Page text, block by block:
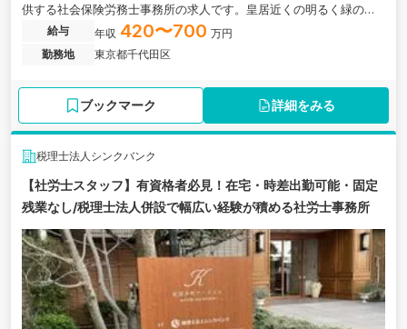
供する社会保険労務士事務所の求人です。皇居近くの明るく緑の見
えるオフィスです。
給与 年収 420〜700 万円
勤務地
東京都千代田区
ブックマーク 詳細をみる
税理士法人シンクバンク
【社労士スタッフ】有資格者必見！在宅・時差出勤可能・固定
残業なし/税理士法人併設で幅広い経験が積める社労士事務所